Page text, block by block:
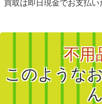
買取は即日現金でお支払い
不用
このような